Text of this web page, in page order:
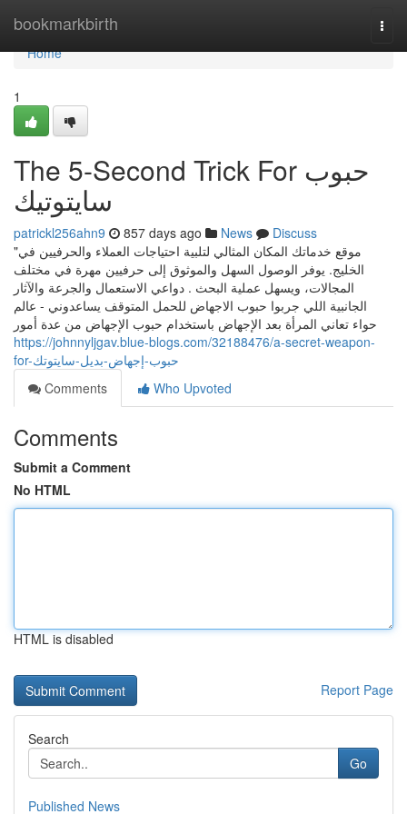
bookmarkbirth
Home
Home
1
The 5-Second Trick For حبوب
سايتوتيك
patrickl256ahn9 857 days ago News
Discuss
"موقع خدماتك المكان المثالي لتلبية احتياجات العملاء والحرفيين في
الخليج. يوفر الوصول السهل والموثوق إلى حرفيين مهرة في مختلف
المجالات، ويسهل عملية البحث . دواعي الاستعمال والجرعة والآثار
الجانبية اللي جربوا حبوب الاجهاض للحمل المتوقف يساعدوني - عالم
حواء تعاني المرأة بعد الإجهاض باستخدام حبوب الإجهاض من عدة أمور
https://johnnyljgav.blue-blogs.com/32188476/a-secret-weapon-
for-حبوب-إجهاض-بديل-سايتوتك
Comments
Who Upvoted
Comments
Submit a Comment
No HTML
HTML is disabled
Report Page
Search
Go
Published News